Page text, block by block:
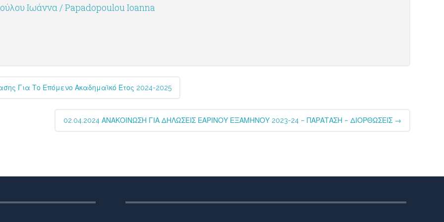
Ιωάννα / Papadopoulou Ioanna
Για Το Επόμενο Ακαδημαϊκό Έτος 2024-2025
02.04.2024 ΑΝΑΚΟΙΝΩΣΗ ΓΙΑ ΔΗΛΩΣΕΙΣ ΕΑΡΙΝΟΥ ΕΞΑΜΗΝΟΥ 2023-24 – ΠΑΡΑΤΑΣΗ – ΔΙΟΡΘΩΣΕΙΣ →